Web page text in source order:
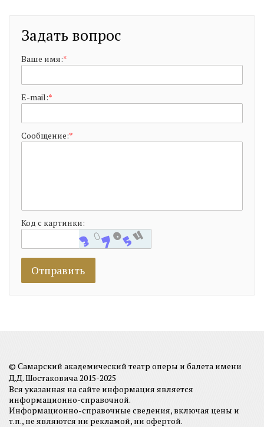
Задать вопрос
Ваше имя:*
E-mail:*
Сообщение:*
Код с картинки:
© Самарский академический театр оперы и балета имени
Д.Д. Шостаковича 2015-2025
Вся указанная на сайте информация является
информационно-справочной.
Информационно-справочные сведения, включая цены и
т.п., не являются ни рекламой, ни офертой.